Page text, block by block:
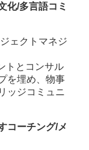
化/多言語コミ
ェクトマネジ
トとコンサル
を埋め、物事
ッジコミュニ
コーチング/メ